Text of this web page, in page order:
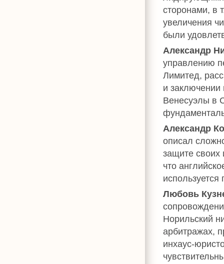
сторонами, в
увеличения
были
Александр
управлению
Лимитед,
и заключении
Венесуэлы в
Александр
описал
защите своих
что
Любовь
Норильский
арбитражах,
инхаус-